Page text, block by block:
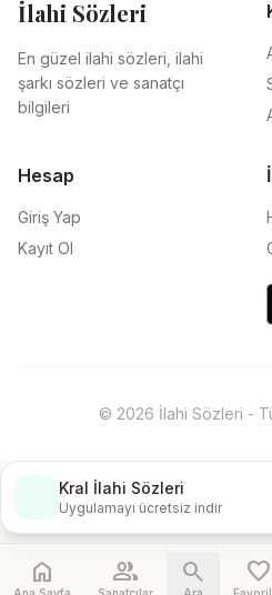
İlahi Sözleri
En güzel ilahi sözleri, ilahi
şarkı sözleri ve sanatçı
bilgileri
Hesap
Giriş Yap
Kayıt Ol
© 2026 İlahi Sözleri -
Kral İlahi Sözleri
Uygulamayı ücretsiz indir
home
Ana Sayfa
people
Sanatçılar
search
Ara
favorite